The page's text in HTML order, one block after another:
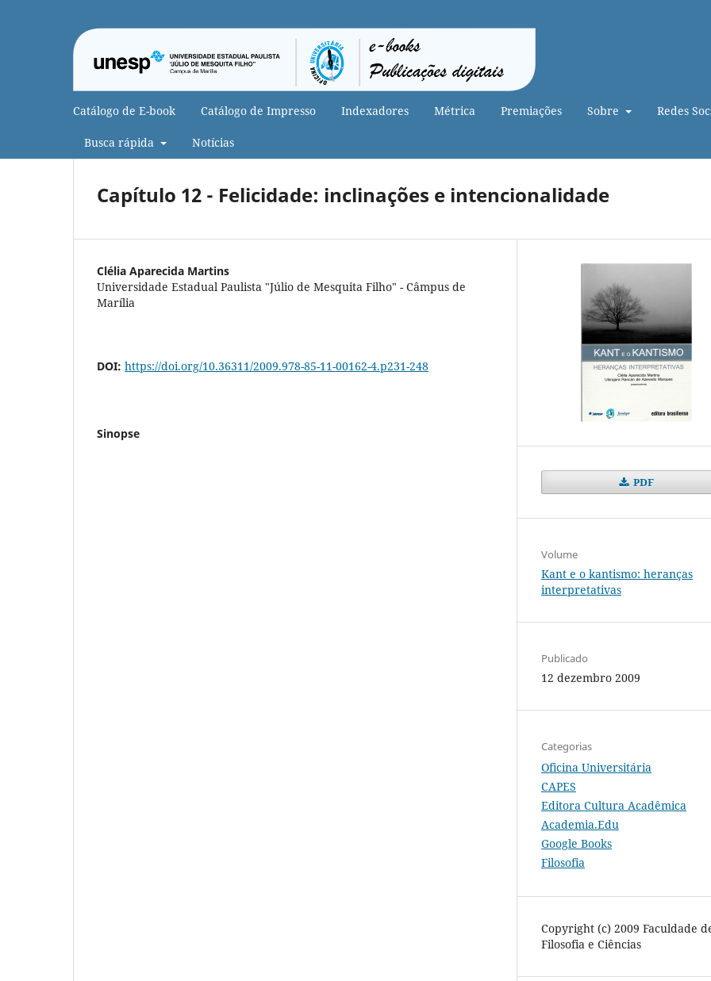
Catálogo de E-book Catálogo de Impresso Indexadores Métrica Premiações Sobre Redes
Busca rápida Notícias
Capítulo 12 - Felicidade: inclinações e intencionalidade
Clélia Aparecida Martins
Universidade Estadual Paulista "Júlio de Mesquita Filho" - Câmpus de
Marília
DOI: https://doi.org/10.36311/2009.978-85-11-00162-4.p231-248
Sinopse
PDF
Volume
Kant e o kantismo: heranças
interpretativas
Publicado
12 dezembro 2009
Categorias
Oficina Universitária
CAPES
Editora Cultura Acadêmica
Academia.Edu
Google Books
Filosofia
Copyright (c) 2009 Faculdade
Filosofia e Ciências